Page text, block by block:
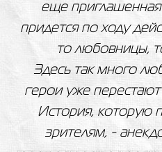
еще приглашенная
придется по ходу
то любовницы,
Здесь так много
герои уже
История, которую
зрителям, -